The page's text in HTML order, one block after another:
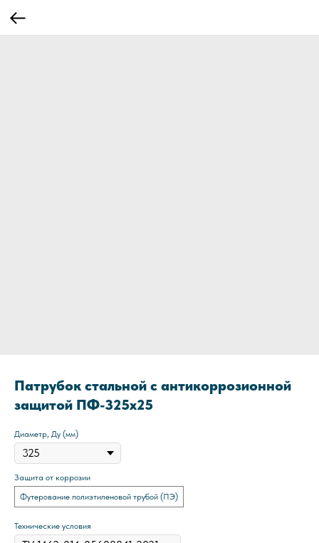
Патрубок стальной с антикоррозионной
защитой ПФ-325x25
Диаметр, Ду (мм)
Защита от коррозии
Футерование полиэтиленовой трубой (ПЭ)
Технические условия